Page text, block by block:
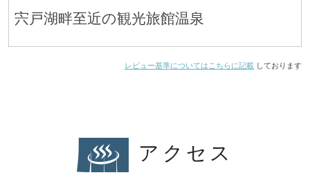
宍戸湖畔至近の観光旅館温泉
レビュー基準についてはこちらに記載 しております
アクセス